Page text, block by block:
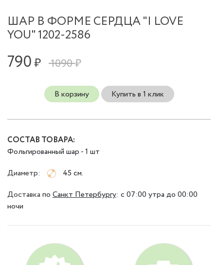
ШАР В ФОРМЕ СЕРДЦА "I LOVE
YOU" 1202-2586
790₽ 1090 ₽
В корзину Купить в 1 клик
СОСТАВ ТОВАРА:
Фольгированный шар - 1 шт
Диаметр:
45 см.
Доставка по Санкт Петербургу: с 07:00 утра до 00:00
ночи